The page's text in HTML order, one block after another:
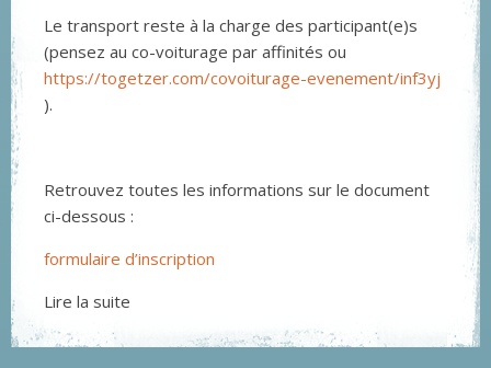
Le transport reste à la charge des participant(e)s
(pensez au co-voiturage par affinités ou
https://togetzer.com/covoiturage-evenement/inf3yj
).
Retrouvez toutes les informations sur le document
ci-dessous :
formulaire d’inscription
Lire la suite